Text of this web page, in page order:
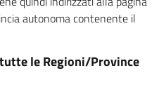
autonoma contenente il
le Regioni/Province